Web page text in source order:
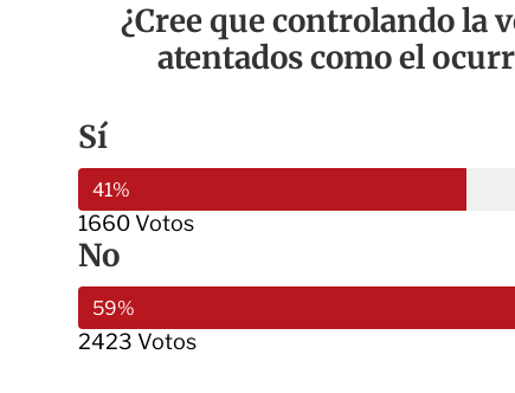
¿Cree que controlando la
atentados como el
Sí
41%
1660 Votos
No
59%
2423 Votos